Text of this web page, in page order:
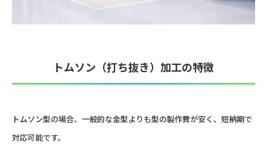
トムソン（打ち抜き）加工の特徴
トムソン型の場合、一般的な金型よりも型の製作費が安く、短納期で
対応可能です。